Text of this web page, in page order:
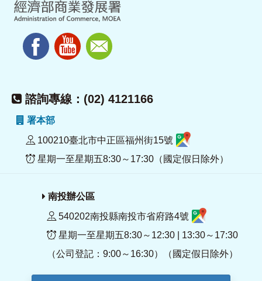
諮詢專線：(02) 4121166
署本部
100210臺北市中正區福州街15號
星期一至星期五8:30～17:30（國定假日除外）
南投辦公區
540202南投縣南投市省府路4號
星期一至星期五8:30～12:30 | 13:30～17:30
（公司登記：9:00～16:30）（國定假日除外）